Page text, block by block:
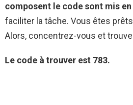
composent le code sont mis
faciliter la tâche. Vous êtes
Alors, concentrez-vous et
Le code à trouver est 783.